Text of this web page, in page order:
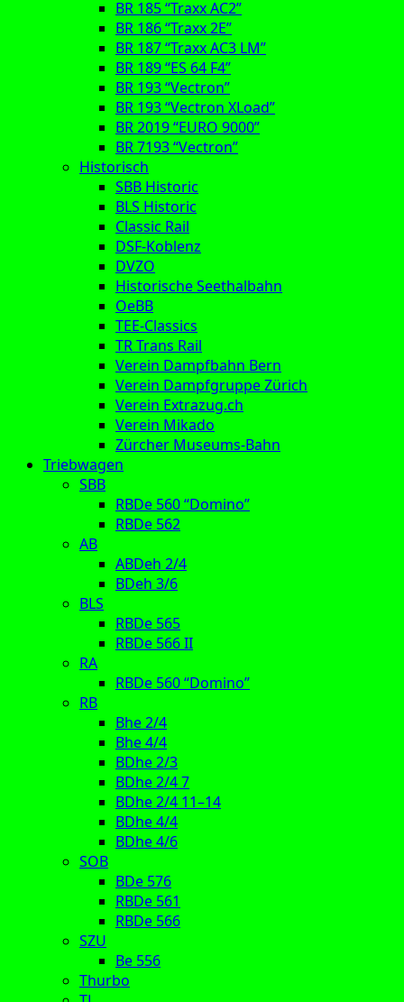
BR 185 “Traxx AC2”
BR 186 “Traxx 2E”
BR 187 “Traxx AC3 LM”
BR 189 “ES 64 F4”
BR 193 “Vectron”
BR 193 “Vectron XLoad”
BR 2019 “EURO 9000”
BR 7193 “Vectron”
Historisch
SBB Historic
BLS Historic
Classic Rail
DSF-Koblenz
DVZO
Historische Seethalbahn
OeBB
TEE-Classics
TR Trans Rail
Verein Dampfbahn Bern
Verein Dampfgruppe Zürich
Verein Extrazug.ch
Verein Mikado
Zürcher Museums-Bahn
Triebwagen
SBB
RBDe 560 “Domino”
RBDe 562
AB
ABDeh 2/4
BDeh 3/6
BLS
RBDe 565
RBDe 566 II
RA
RBDe 560 “Domino”
RB
Bhe 2/4
Bhe 4/4
BDhe 2/3
BDhe 2/4 7
BDhe 2/4 11–14
BDhe 4/4
BDhe 4/6
SOB
BDe 576
RBDe 561
RBDe 566
SZU
Be 556
Thurbo